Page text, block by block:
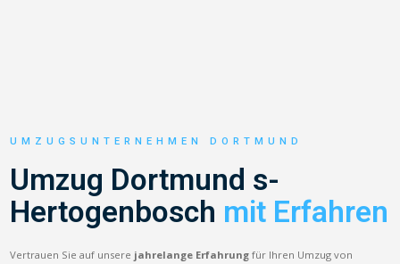
UMZUGSUNTERNEHMEN DORTMUND
Umzug Dortmund s-
Hertogenbosch mit Erfahren
Vertrauen Sie auf unsere jahrelange Erfahrung für Ihren Umzug von